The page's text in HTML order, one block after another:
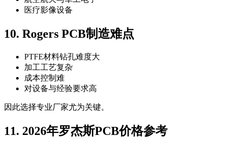
医疗影像设备
10. Rogers PCB制造难点
PTFE材料钻孔难度大
加工工艺复杂
成本控制难
对设备与经验要求高
因此选择专业厂家尤为关键。
11. 2026年罗杰斯PCB价格参考